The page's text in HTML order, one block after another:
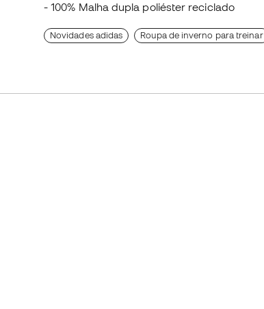
- 100% Malha dupla poliéster reciclado
Novidades adidas Roupa de inverno para treinar